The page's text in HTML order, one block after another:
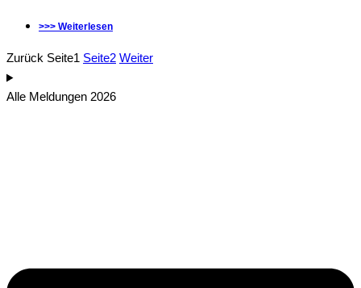
>>> Weiterlesen
Zurück Seite1 Seite2 Weiter
Alle Meldungen 2026